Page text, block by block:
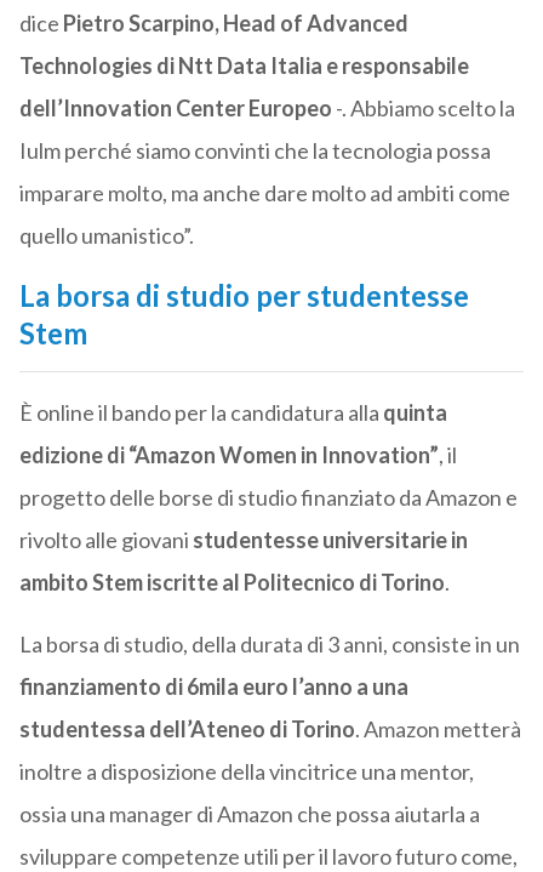
dice Pietro Scarpino, Head of Advanced
Technologies di Ntt Data Italia e responsabile
dell’Innovation Center Europeo -. Abbiamo scelto la
Iulm perché siamo convinti che la tecnologia possa
imparare molto, ma anche dare molto ad ambiti come
quello umanistico”.
La borsa di studio per studentesse
Stem
È online il bando per la candidatura alla quinta
edizione di “Amazon Women in Innovation”, il
progetto delle borse di studio finanziato da Amazon e
rivolto alle giovani studentesse universitarie in
ambito Stem iscritte al Politecnico di Torino.
La borsa di studio, della durata di 3 anni, consiste in un
finanziamento di 6mila euro l’anno a una
studentessa dell’Ateneo di Torino. Amazon metterà
inoltre a disposizione della vincitrice una mentor,
ossia una manager di Amazon che possa aiutarla a
sviluppare competenze utili per il lavoro futuro come,